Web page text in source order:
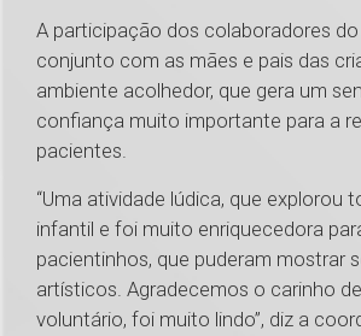
A participação dos colaboradores
conjunto com as mães e pais das
ambiente acolhedor, que gera um
confiança muito importante para a
pacientes.
“Uma atividade lúdica, que explorou
infantil e foi muito enriquecedora
pacientinhos, que puderam mostrar
artísticos. Agradecemos o carinho
voluntário, foi muito lindo”, diz a